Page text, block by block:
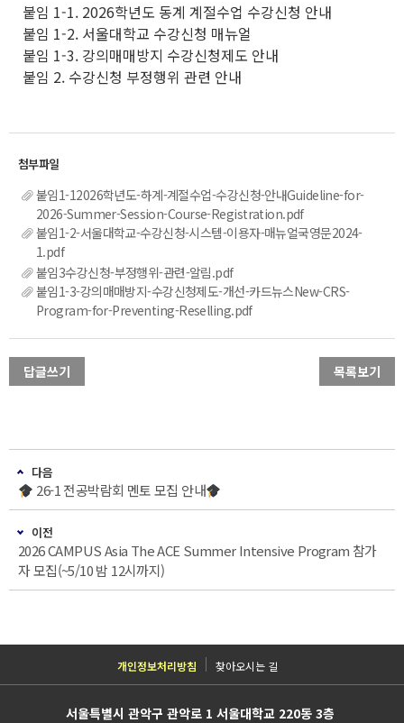
붙임 1-1. 2026학년도 동계 계절수업 수강신청 안내
붙임 1-2. 서울대학교 수강신청 매뉴얼
붙임 1-3. 강의매매방지 수강신청제도 안내
붙임 2. 수강신청 부정행위 관련 안내
붙임1-12026학년도-하계-계절수업-수강신청-안내Guideline-for-
2026-Summer-Session-Course-Registration.pdf
붙임1-2-서울대학교-수강신청-시스템-이용자-매뉴얼국영문2024-
1.pdf
붙임3수강신청-부정행위-관련-알림.pdf
붙임1-3-강의매매방지-수강신청제도-개선-카드뉴스New-CRS-
Program-for-Preventing-Reselling.pdf
답글쓰기 목록보기
다음
26-1 전공박람회 멘토 모집 안내
이전
2026 CAMPUS Asia The ACE Summer Intensive Program 참가
자 모집(~5/10 밤 12시까지)
개인정보처리방침 찾아오시는 길
서울특별시 관악구 관악로 1 서울대학교 220동 3층